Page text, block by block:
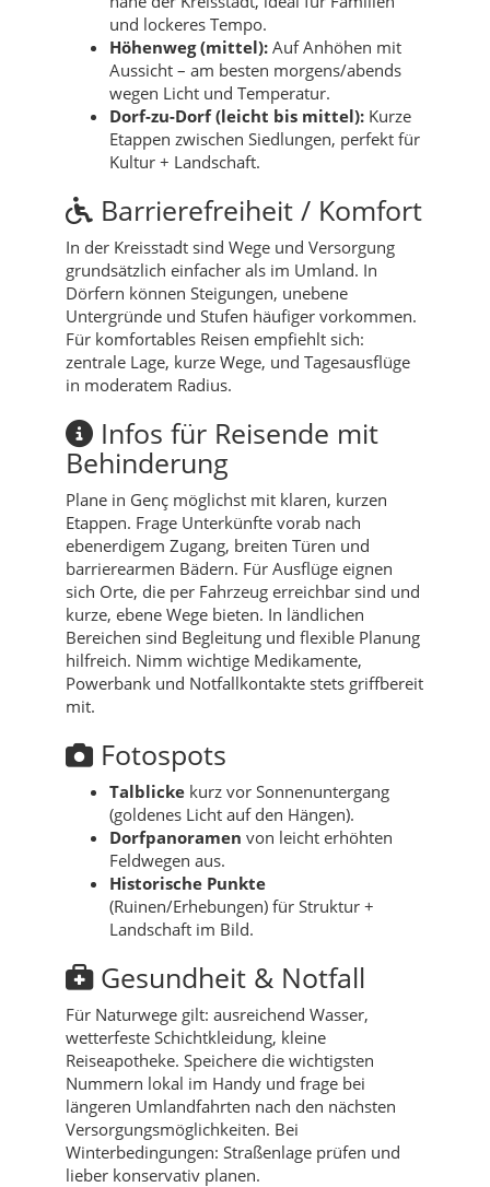
und lockeres Tempo.
Höhenweg (mittel): Auf Anhöhen mit
Aussicht – am besten morgens/abends
wegen Licht und Temperatur.
Dorf-zu-Dorf (leicht bis mittel): Kurze
Etappen zwischen Siedlungen, perfekt für
Kultur + Landschaft.
Barrierefreiheit / Komfort
In der Kreisstadt sind Wege und Versorgung
grundsätzlich einfacher als im Umland. In
Dörfern können Steigungen, unebene
Untergründe und Stufen häufiger vorkommen.
Für komfortables Reisen empfiehlt sich:
zentrale Lage, kurze Wege, und Tagesausflüge
in moderatem Radius.
Infos für Reisende mit
Behinderung
Plane in Genç möglichst mit klaren, kurzen
Etappen. Frage Unterkünfte vorab nach
ebenerdigem Zugang, breiten Türen und
barrierearmen Bädern. Für Ausflüge eignen
sich Orte, die per Fahrzeug erreichbar sind und
kurze, ebene Wege bieten. In ländlichen
Bereichen sind Begleitung und flexible Planung
hilfreich. Nimm wichtige Medikamente,
Powerbank und Notfallkontakte stets griffbereit
mit.
Fotospots
Talblicke kurz vor Sonnenuntergang
(goldenes Licht auf den Hängen).
Dorfpanoramen von leicht erhöhten
Feldwegen aus.
Historische Punkte
(Ruinen/Erhebungen) für Struktur +
Landschaft im Bild.
Gesundheit & Notfall
Für Naturwege gilt: ausreichend Wasser,
wetterfeste Schichtkleidung, kleine
Reiseapotheke. Speichere die wichtigsten
Nummern lokal im Handy und frage bei
längeren Umlandfahrten nach den nächsten
Versorgungsmöglichkeiten. Bei
Winterbedingungen: Straßenlage prüfen und
lieber konservativ planen.